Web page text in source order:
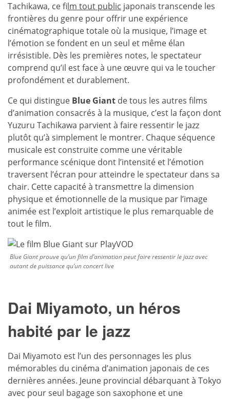
Tachikawa, cefilm tout public japonais transcende les
frontières du genre pour offrir une expérience
cinématographique totale où la musique, l’image et
l’émotion se fondent en un seul et même élan
irrésistible. Dès les premières notes, le spectateur
comprend qu’il est face à une œuvre qui va le toucher
profondément et durablement.
Ce qui distingue Blue Giant de tous les autres films
d’animation consacrés à la musique, c’est la façon dont
Yuzuru Tachikawa parvient à faire ressentir le jazz
plutôt qu’à simplement le montrer. Chaque séquence
musicale est construite comme une véritable
performance scénique dont l’intensité et l’émotion
traversent l’écran pour atteindre le spectateur dans sa
chair. Cette capacité à transmettre la dimension
physique et émotionnelle de la musique par l’image
animée est l’exploit artistique le plus remarquable de
tout le film.
Blue Giant prouve qu’un film d’animation peut faire ressentir le jazz avec
autant de puissance qu’un concert live
Dai Miyamoto, un héros
habité par le jazz
Dai Miyamoto est l’un des personnages les plus
mémorables du cinéma d’animation japonais de ces
dernières années. Jeune provincial débarquant à Tokyo
avec pour seul bagage son saxophone et une